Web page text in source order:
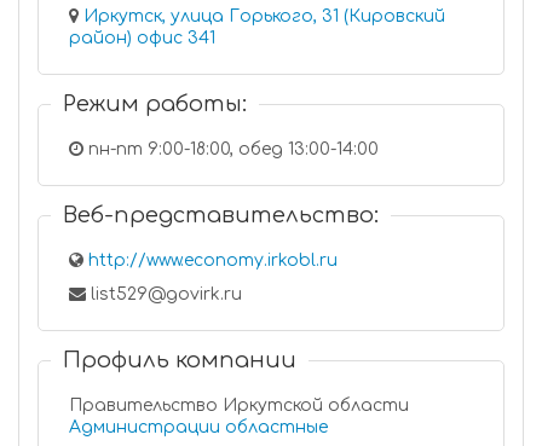
Иркутск, улица Горького, 31 (Кировский
район) офис 341
Режим работы:
пн-пт 9:00-18:00, обед 13:00-14:00
Веб-представительство:
http://www.economy.irkobl.ru
list529@govirk.ru
Профиль компании
Правительство Иркутской области
Администрации областные